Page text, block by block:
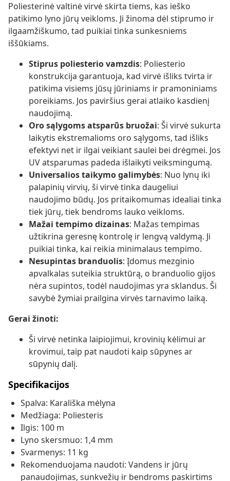
Poliesterinė valtinė virvė skirta tiems, kas ieško
patikimo lyno jūrų veikloms. Ji žinoma dėl stiprumo ir
ilgaamžiškumo, tad puikiai tinka sunkesniems
iššūkiams.
Stiprus poliesterio vamzdis: Poliesterio
konstrukcija garantuoja, kad virvė išliks tvirta ir
patikima visiems jūsų jūriniams ir pramoniniams
poreikiams. Jos paviršius gerai atlaiko kasdienį
naudojimą.
Oro sąlygoms atsparūs bruožai: Ši virvė sukurta
laikytis ekstremalioms oro sąlygoms, tad išliks
efektyvi net ir ilgai veikiant saulei bei drėgmei. Jos
UV atsparumas padeda išlaikyti veiksmingumą.
Universalios taikymo galimybės: Nuo lynų iki
palapinių virvių, ši virvė tinka daugeliui
naudojimo būdų. Jos pritaikomumas idealiai tinka
tiek jūrų, tiek bendroms lauko veikloms.
Mažai tempimo dizainas: Mažas tempimas
užtikrina geresnę kontrolę ir lengvą valdymą. Ji
puikiai tinka, kai reikia minimalaus tempimo.
Nesupintas branduolis: Įdomus mezginio
apvalkalas suteikia struktūrą, o branduolio gijos
nėra supintos, todėl naudojimas yra sklandus. Ši
savybė žymiai prailgina virvės tarnavimo laiką.
Gerai žinoti:
Ši virvė netinka laipiojimui, krovinių kėlimui ar
krovimui, taip pat naudoti kaip sūpynes ar
sūpynių dalį.
Specifikacijos
Spalva: Karališka mėlyna
Medžiaga: Poliesteris
Ilgis: 100 m
Lyno skersmuo: 1,4 mm
Svarmenys: 11 kg
Rekomenduojama naudoti: Vandens ir jūrų
panaudojimas, sunkvežių ir bendroms paskirtims